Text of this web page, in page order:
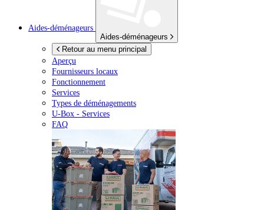
Aides-déménageurs
Aides-déménageurs
Retour au menu principal
Aperçu
Fournisseurs locaux
Fonctionnement
Services
Types de déménagements
U-Box - Services
FAQ